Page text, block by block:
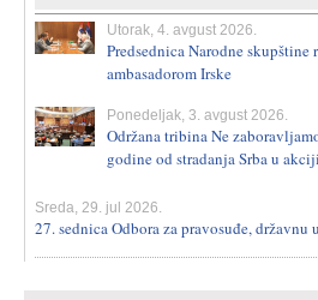
Utorak, 4. avgust 2026.
Predsednica Narodne skupštine
ambasadorom Irske
Ponedeljak, 3. avgust 2026.
Održana tribina Ne
godine od stradanja Srba u
Sreda, 29. jul 2026.
27. sednica Odbora za pravosuđe,